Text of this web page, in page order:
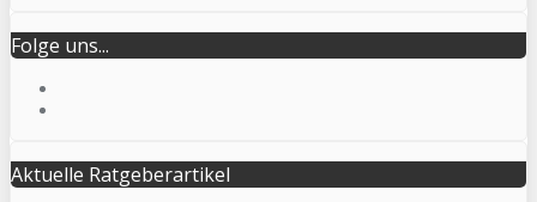
Folge uns...
Aktuelle Ratgeberartikel